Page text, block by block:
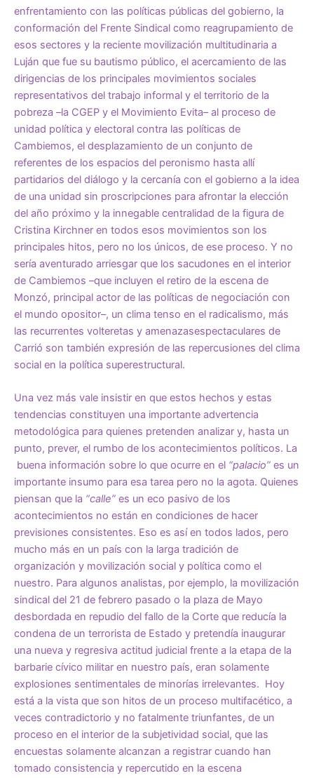
enfrentamiento con las políticas públicas del gobierno, la
conformación del Frente Sindical como reagrupamiento de
esos sectores y la reciente movilización multitudinaria a
Luján que fue su bautismo público, el acercamiento de las
dirigencias de los principales movimientos sociales
representativos del trabajo informal y el territorio de la
pobreza –la CGEP y el Movimiento Evita– al proceso de
unidad política y electoral contra las políticas de
Cambiemos, el desplazamiento de un conjunto de
referentes de los espacios del peronismo hasta allí
partidarios del diálogo y la cercanía con el gobierno a la idea
de una unidad sin proscripciones para afrontar la elección
del año próximo y la innegable centralidad de la figura de
Cristina Kirchner en todos esos movimientos son los
principales hitos, pero no los únicos, de ese proceso. Y no
sería aventurado arriesgar que los sacudones en el interior
de Cambiemos –que incluyen el retiro de la escena de
Monzó, principal actor de las políticas de negociación con
el mundo opositor–, un clima tenso en el radicalismo, más
las recurrentes volteretas y amenazasespectaculares de
Carrió son también expresión de las repercusiones del clima
social en la política superestructural.
Una vez más vale insistir en que estos hechos y estas
tendencias constituyen una importante advertencia
metodológica para quienes pretenden analizar y, hasta un
punto, prever, el rumbo de los acontecimientos políticos. La
buena información sobre lo que ocurre en el “palacio” es un
importante insumo para esa tarea pero no la agota. Quienes
piensan que la “calle” es un eco pasivo de los
acontecimientos no están en condiciones de hacer
previsiones consistentes. Eso es así en todos lados, pero
mucho más en un país con la larga tradición de
organización y movilización social y política como el
nuestro. Para algunos analistas, por ejemplo, la movilización
sindical del 21 de febrero pasado o la plaza de Mayo
desbordada en repudio del fallo de la Corte que reducía la
condena de un terrorista de Estado y pretendía inaugurar
una nueva y regresiva actitud judicial frente a la etapa de la
barbarie cívico militar en nuestro país, eran solamente
explosiones sentimentales de minorías irrelevantes. Hoy
está a la vista que son hitos de un proceso multifacético, a
veces contradictorio y no fatalmente triunfantes, de un
proceso en el interior de la subjetividad social, que las
encuestas solamente alcanzan a registrar cuando han
tomado consistencia y repercutido en la escena